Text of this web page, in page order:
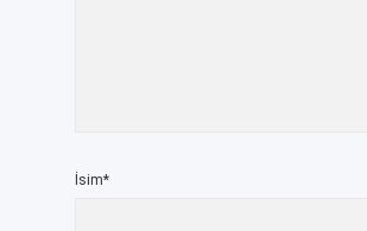
İsim*